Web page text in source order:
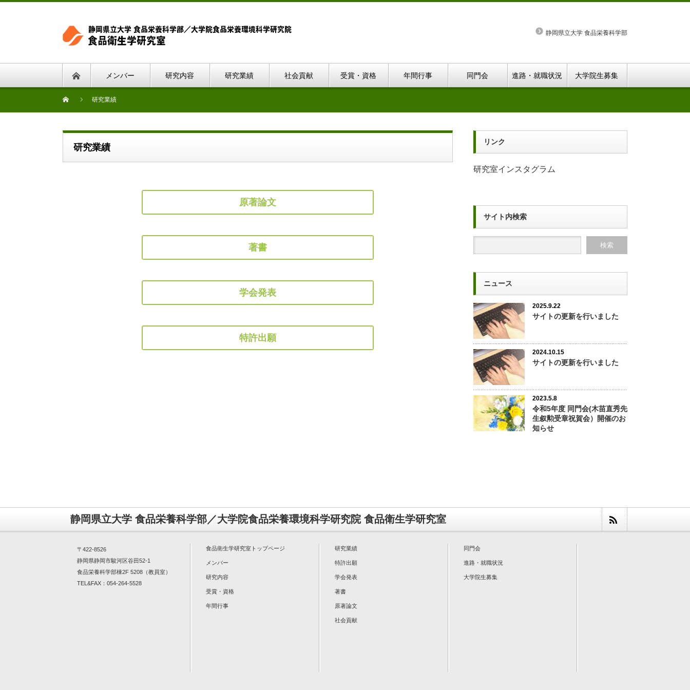
静岡県立大学 食品栄養科学部
メンバー 研究内容 研究業績 社会貢献 受賞・資格 年間行事 同門会 進路・就職状況 大学院生募集
研究業績
研究業績
原著論文
著書
学会発表
特許出願
リンク
研究室インスタグラム
サイト内検索
ニュース
2025.9.22
サイトの更新を行いました
2024.10.15
サイトの更新を行いました
2023.5.8
令和5年度 同門会(木苗直秀先
生叙勲受章祝賀会）開催のお
知らせ
静岡県立大学 食品栄養科学部／大学院食品栄養環境科学研究院 食品衛生学研究室
〒422-8526
静岡県静岡市駿河区谷田52-1
食品栄養科学部棟2F 5208（教員室）
TEL&FAX：054-264-5528
食品衛生学研究室トップページ
メンバー
研究内容
受賞・資格
年間行事
研究業績
特許出願
学会発表
著書
原著論文
社会貢献
同門会
進路・就職状況
大学院生募集